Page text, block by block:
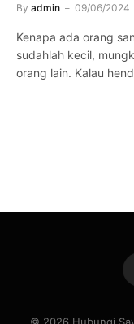
By admin 09/06/2024
Kenapa ada orang
sudahlah kecil,
orang lain. Kalau
© 2026 Hubungi